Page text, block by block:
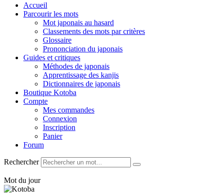
Accueil
Parcourir les mots
Mot japonais au hasard
Classements des mots par critères
Glossaire
Prononciation du japonais
Guides et critiques
Méthodes de japonais
Apprentissage des kanjis
Dictionnaires de japonais
Boutique Kotoba
Compte
Mes commandes
Connexion
Inscription
Panier
Forum
Rechercher
Mot du jour